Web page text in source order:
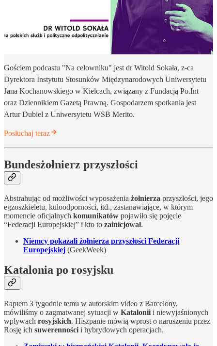
Gościem podcastu "Na celowniku" jest dr Witold Sokała, z-ca
Dyrektora Instytutu Stosunków Międzynarodowych Uniwersytetu
Jana Kochanowskiego w Kielcach, związany z Fundacją Po.Int
oraz Dziennikiem Gazetą Prawną. Gospodarzem spotkania jest
Artur Dubiel z Uniwersytetu WSB Merito.
Posłuchaj teraz
Bundesżołnierz przyszłości
Abstrahując od możliwości wyposażenia żołnierza przyszłości, jego
egzoszkieletu, kuloodporności, itd., zastanawiające, w którym
momencie oficjalnych komunikatów pojawiło się pojęcie
“Federacji Europejskiej” i kto to zainicjował.
Niemcy pokazali żołnierza przyszłości Federacji
Europejskiej (GeekWeek)
Katalonia po rosyjsku
Raptem 3 tygodnie temu w autorskim video z Barcelony,
mówiliśmy o zagmatwanej sytuacji w Katalonii i niewyjaśnionych
wpływach rosyjskich. Hiszpanie mówią wprost o naruszeniu przez
Rosję ich suwerenności i hybrydowych operacjach.